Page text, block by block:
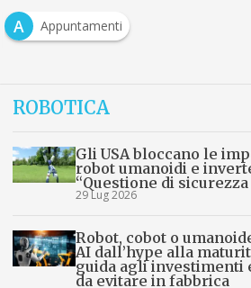
A
Appuntamenti
ROBOTICA
Gli USA bloccano le
robot umanoidi e
“Questione di
29 Lug 2026
Robot, cobot o
AI dall’hype alla
guida agli investimenti
da evitare in fabbrica